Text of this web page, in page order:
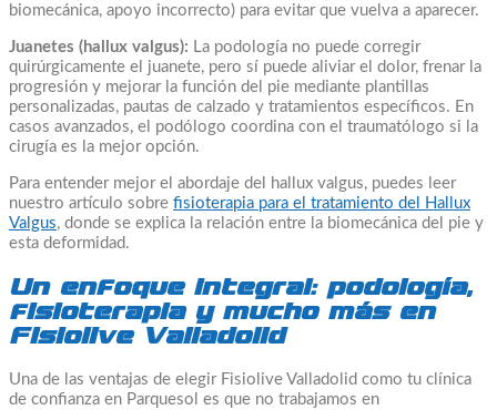
biomecánica, apoyo incorrecto) para evitar que vuelva a aparecer.
Juanetes (hallux valgus): La podología no puede corregir
quirúrgicamente el juanete, pero sí puede aliviar el dolor, frenar la
progresión y mejorar la función del pie mediante plantillas
personalizadas, pautas de calzado y tratamientos específicos. En
casos avanzados, el podólogo coordina con el traumatólogo si la
cirugía es la mejor opción.
Para entender mejor el abordaje del hallux valgus, puedes leer
nuestro artículo sobre fisioterapia para el tratamiento del Hallux
Valgus, donde se explica la relación entre la biomecánica del pie y
esta deformidad.
Un enfoque integral: podología,
fisioterapia y mucho más en
Fisiolive Valladolid
Una de las ventajas de elegir Fisiolive Valladolid como tu clínica
de confianza en Parquesol es que no trabajamos en